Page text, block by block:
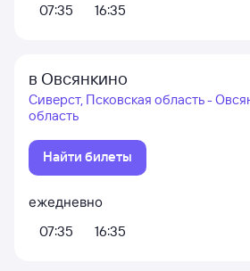
07:35
16:35
в Овсянкино
Сиверст, Псковская область -
область
Найти билеты
ежедневно
07:35
16:35